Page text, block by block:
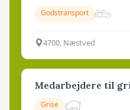
Godstransport
4700, Næstved
Medarbejdere til
Grise